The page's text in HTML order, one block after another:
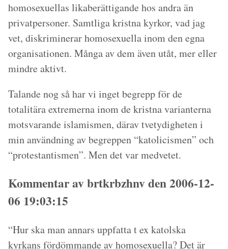
homosexuellas likaberättigande hos andra än
privatpersoner. Samtliga kristna kyrkor, vad jag
vet, diskriminerar homosexuella inom den egna
organisationen. Många av dem även utåt, mer eller
mindre aktivt.
Talande nog så har vi inget begrepp för de
totalitära extremerna inom de kristna varianterna
motsvarande islamismen, därav tvetydigheten i
min användning av begreppen “katolicismen” och
“protestantismen”. Men det var medvetet.
Kommentar av brtkrbzhnv den 2006-12-
06 19:03:15
“Hur ska man annars uppfatta t ex katolska
kyrkans fördömmande av homosexuella? Det är